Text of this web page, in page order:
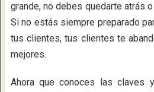
grande, no debes quedarte atrás
Si no estás siempre preparado
tus clientes, tus clientes te
mejores.
Ahora que conoces las claves